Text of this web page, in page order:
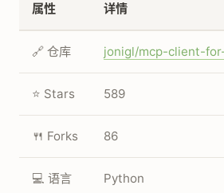
属性 详情
🔗 仓库 jonigl/mcp-client-
⭐ Stars 589
🍴 Forks 86
💻 语言 Python